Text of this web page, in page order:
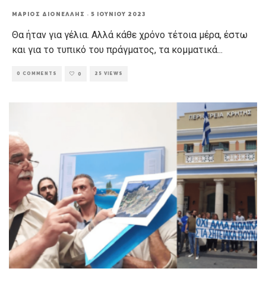
ΜΆΡΙΟΣ ΔΙΟΝΈΛΛΗΣ · 5 ΙΟΥΝΊΟΥ 2023
Θα ήταν για γέλια. Αλλά κάθε χρόνο τέτοια μέρα, έστω
και για το τυπικό του πράγματος, τα κομματικά...
0 COMMENTS 0 25 VIEWS